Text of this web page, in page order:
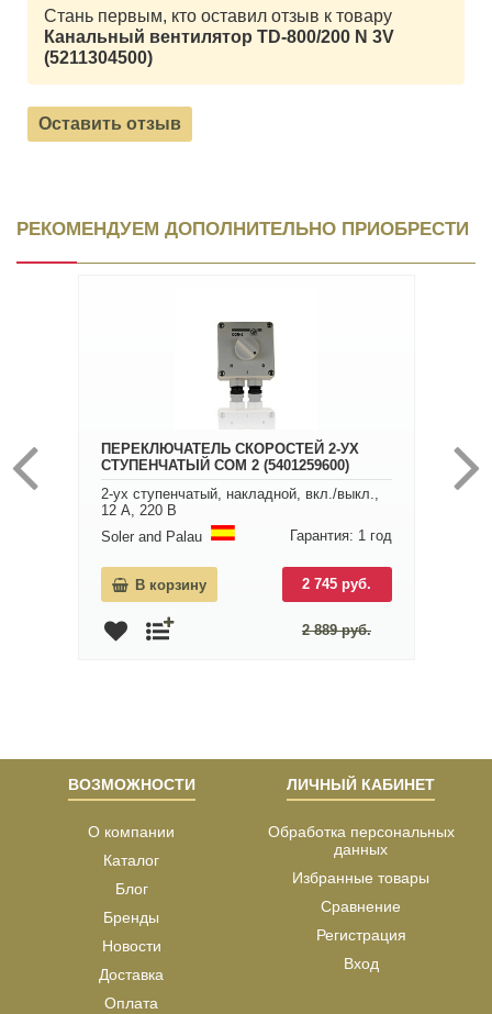
Стань первым, кто оставил отзыв к товару
Канальный вентилятор TD-800/200 N 3V
(5211304500)
Оставить отзыв
РЕКОМЕНДУЕМ ДОПОЛНИТЕЛЬНО ПРИОБРЕСТИ
ПЕРЕКЛЮЧАТЕЛЬ СКОРОСТЕЙ 2-УХ
СТУПЕНЧАТЫЙ COM 2 (5401259600)
2-ух ступенчатый, накладной, вкл./выкл.,
12 А, 220 В
Soler and Palau
Гарантия: 1 год
2 745 руб.
2 889 руб.
В корзину
ВОЗМОЖНОСТИ
О компании
Каталог
Блог
Бренды
Новости
Доставка
Оплата
ЛИЧНЫЙ КАБИНЕТ
Обработка персональных
данных
Избранные товары
Сравнение
Регистрация
Вход